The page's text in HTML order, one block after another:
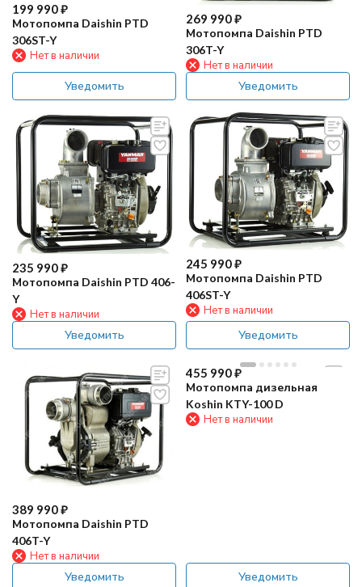
199 990₽
Мотопомпа Daishin PTD
306ST-Y
Нет в наличии
Уведомить
269 990₽
Мотопомпа Daishin PTD
306T-Y
Нет в наличии
Уведомить
235 990₽
Мотопомпа Daishin PTD 406-
Y
Нет в наличии
Уведомить
245 990₽
Мотопомпа Daishin PTD
406ST-Y
Нет в наличии
Уведомить
389 990₽
Мотопомпа Daishin PTD
406T-Y
Нет в наличии
Уведомить
455 990₽
Мотопомпа дизельная
Koshin KTY-100 D
Нет в наличии
Уведомить